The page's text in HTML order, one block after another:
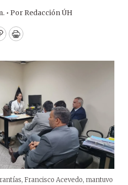
• Por Redacción ÚH
Print
Francisco Acevedo, mantuvo